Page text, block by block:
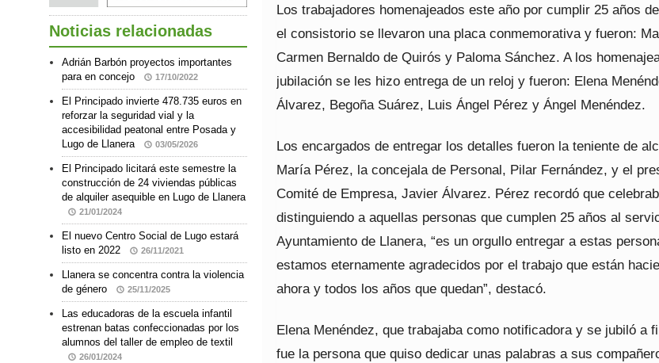
Los trabajadores homenajeados este año por cumplir 25 años
el consistorio se llevaron una placa conmemorativa y fueron:
Carmen Bernaldo de Quirós y Paloma Sánchez. A los
jubilación se les hizo entrega de un reloj y fueron: Elena
Álvarez, Begoña Suárez, Luis Ángel Pérez y Ángel Menéndez.
Los encargados de entregar los detalles fueron la teniente de
María Pérez, la concejala de Personal, Pilar Fernández, y el
Comité de Empresa, Javier Álvarez. Pérez recordó que
distinguiendo a aquellas personas que cumplen 25 años al
Ayuntamiento de Llanera, “es un orgullo entregar a estas
estamos eternamente agradecidos por el trabajo que están
ahora y todos los años que quedan”, destacó.
Elena Menéndez, que trabajaba como notificadora y se jubiló a
fue la persona que quiso dedicar unas palabras a sus
Noticias relacionadas
Adrián Barbón proyectos importantes
para en concejo
17/10/2022
El Principado invierte 478.735 euros en
reforzar la seguridad vial y la
accesibilidad peatonal entre Posada y
Lugo de Llanera
03/05/2026
El Principado licitará este semestre la
construcción de 24 viviendas públicas
de alquiler asequible en Lugo de Llanera
21/01/2024
El nuevo Centro Social de Lugo estará
listo en 2022
26/11/2021
Llanera se concentra contra la violencia
de género
25/11/2025
Las educadoras de la escuela infantil
estrenan batas confeccionadas por los
alumnos del taller de empleo de textil
26/01/2024